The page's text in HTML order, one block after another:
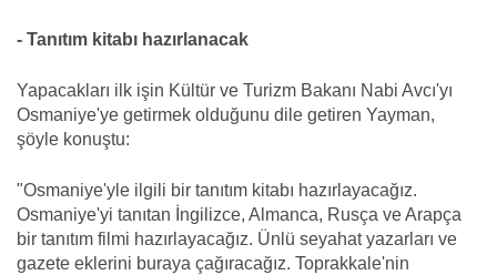
- Tanıtım kitabı hazırlanacak
Yapacakları ilk işin Kültür ve Turizm Bakanı Nabi Avcı'yı
Osmaniye'ye getirmek olduğunu dile getiren Yayman,
şöyle konuştu:
"Osmaniye'yle ilgili bir tanıtım kitabı hazırlayacağız.
Osmaniye'yi tanıtan İngilizce, Almanca, Rusça ve Arapça
bir tanıtım filmi hazırlayacağız. Ünlü seyahat yazarları ve
gazete eklerini buraya çağıracağız. Toprakkale'nin